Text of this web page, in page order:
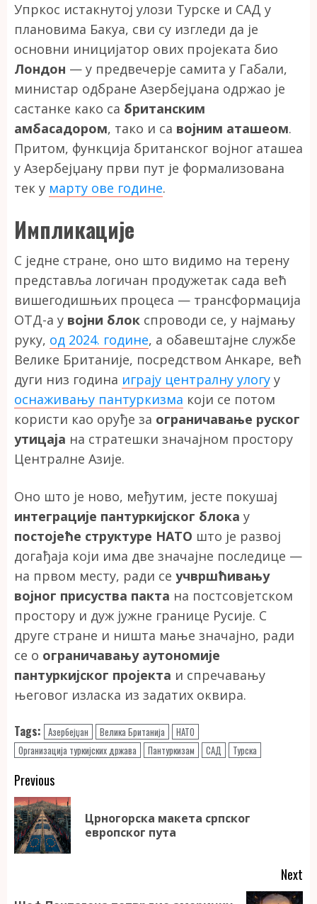
Упркос истакнутој улози Турске и САД у
плановима Бакуа, сви су изгледи да је
основни иницијатор ових пројеката био
Лондон — у предвечерје самита у Габали,
министар одбране Азербејџана одржао је
састанке како са британским
амбасадором, тако и са војним аташеом.
Притом, функција британског војног аташеа
у Азербејџану први пут је формализована
тек у марту ове године.
Импликације
С једне стране, оно што видимо на терену
представља логичан продужетак сада већ
вишегодишњих процеса — трансформација
ОТД-а у војни блок спроводи се, у најмању
руку, од 2024. године, а обавештајне службе
Велике Британије, посредством Анкаре, већ
дуги низ година играју централну улогу у
оснаживању пантуркизма који се потом
користи као оруђе за ограничавање руског
утицаја на стратешки значајном простору
Централне Азије.
Оно што је ново, међутим, јесте покушај
интеграције пантуркијског блока у
постојеће структуре НАТО што је развој
догађаја који има две значајне последице —
на првом месту, ради се учвршћивању
војног присуства пакта на постсовјетском
простору и дуж јужне границе Русије. С
друге стране и ништа мање значајно, ради
се о ограничавању аутономије
пантуркијског пројекта и спречавању
његовог изласка из задатих оквира.
Tags: Азербејџан Велика Британија
НАТО
Организација туркијских држава
Пантуркизам САД Турска
Continue
Reading
Previous
Црногорска макета српског
европског пута
Next